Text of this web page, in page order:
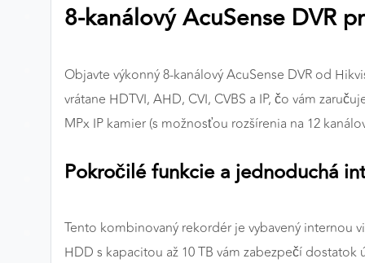
8-kanálový AcuSense DVR
Objavte výkonný 8-kanálový AcuSense DVR od
vrátane HDTVI, AHD, CVI, CVBS a IP, čo vám
MPx IP kamier (s možnosťou rozšírenia na 12
Pokročilé funkcie a jednoduchá
Tento kombinovaný rekordér je vybavený
HDD s kapacitou až 10 TB vám zabezpečí
Preferenčné cookies
ANALYTICKÉ COOKIES
Analytické cookies nám umožňujú meranie výkonu
pomocou týchto cookies spracovávame anonymne a
cookies môžeme optimalizovať výkon a funkčnosť
našich stránok.